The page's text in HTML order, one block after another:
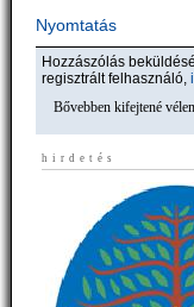
Nyomtatás
Hozzászólás
regisztrált felhasználó,
Bővebben kifejtené
hirdetés